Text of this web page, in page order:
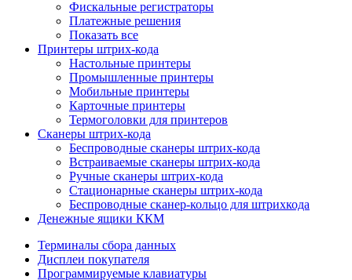
Фискальные регистраторы
Платежные решения
Показать все
Принтеры штрих-кода
Настольные принтеры
Промышленные принтеры
Мобильные принтеры
Карточные принтеры
Термоголовки для принтеров
Сканеры штрих-кода
Беспроводные сканеры штрих-кода
Встраиваемые сканеры штрих-кода
Ручные сканеры штрих-кода
Стационарные сканеры штрих-кода
Беспроводные сканер-кольцо для штрихкода
Денежные ящики ККМ
Терминалы сбора данных
Дисплеи покупателя
Программируемые клавиатуры